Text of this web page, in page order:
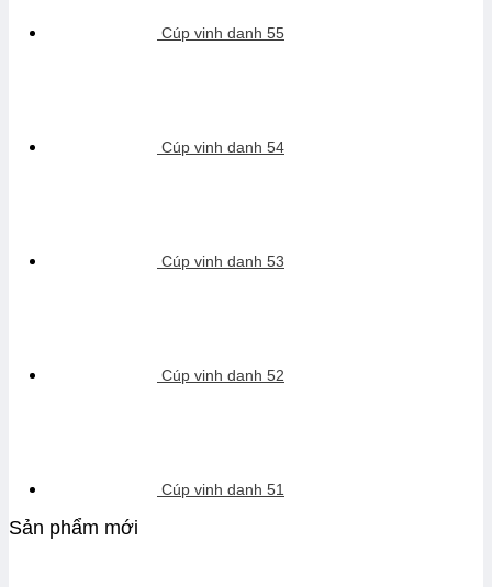
Cúp vinh danh 55
Cúp vinh danh 54
Cúp vinh danh 53
Cúp vinh danh 52
Cúp vinh danh 51
Sản phẩm mới